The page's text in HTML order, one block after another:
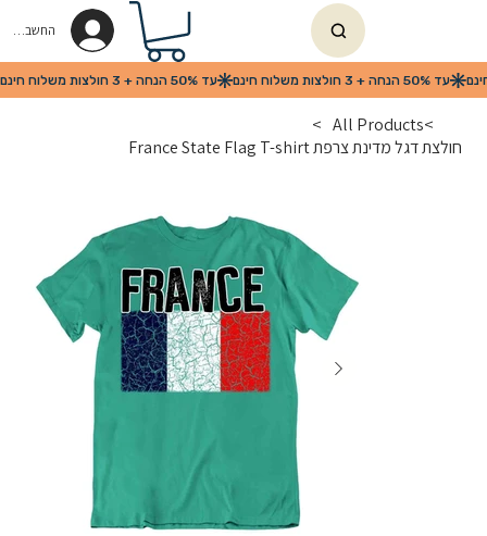
החשבון שלי
>
All Products
>
חולצת דגל מדינת צרפת France State Flag T-shirt